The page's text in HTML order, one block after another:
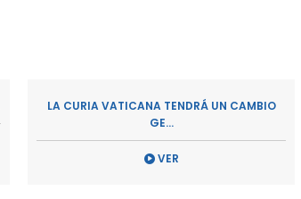
LA CURIA VATICANA TENDRÁ UN CAMBIO
GE...
VER